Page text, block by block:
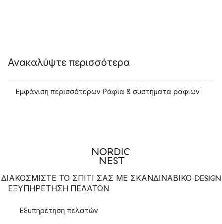
Ανακαλύψτε περισσότερα
Εμφάνιση περισσότερων Ράφια & συστήματα ραφιών
ΔΙΑΚΟΣΜΙΣΤΕ ΤΟ ΣΠΙΤΙ ΣΑΣ ΜΕ ΣΚΑΝΔΙΝΑΒΙΚΟ DESIGN
ΕΞΥΠΗΡΈΤΗΣΗ ΠΕΛΑΤΏΝ
Εξυπηρέτηση πελατών